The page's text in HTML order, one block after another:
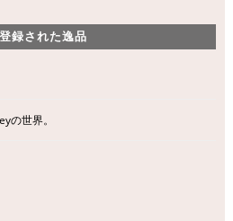
録された逸品
の世界。